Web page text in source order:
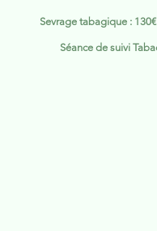
Sevrage tabagique :
Séance de suivi